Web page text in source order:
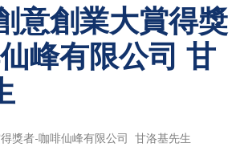
意創業大賞得獎
峰有限公司 甘
獎者-咖啡仙峰有限公司 甘洛基先生